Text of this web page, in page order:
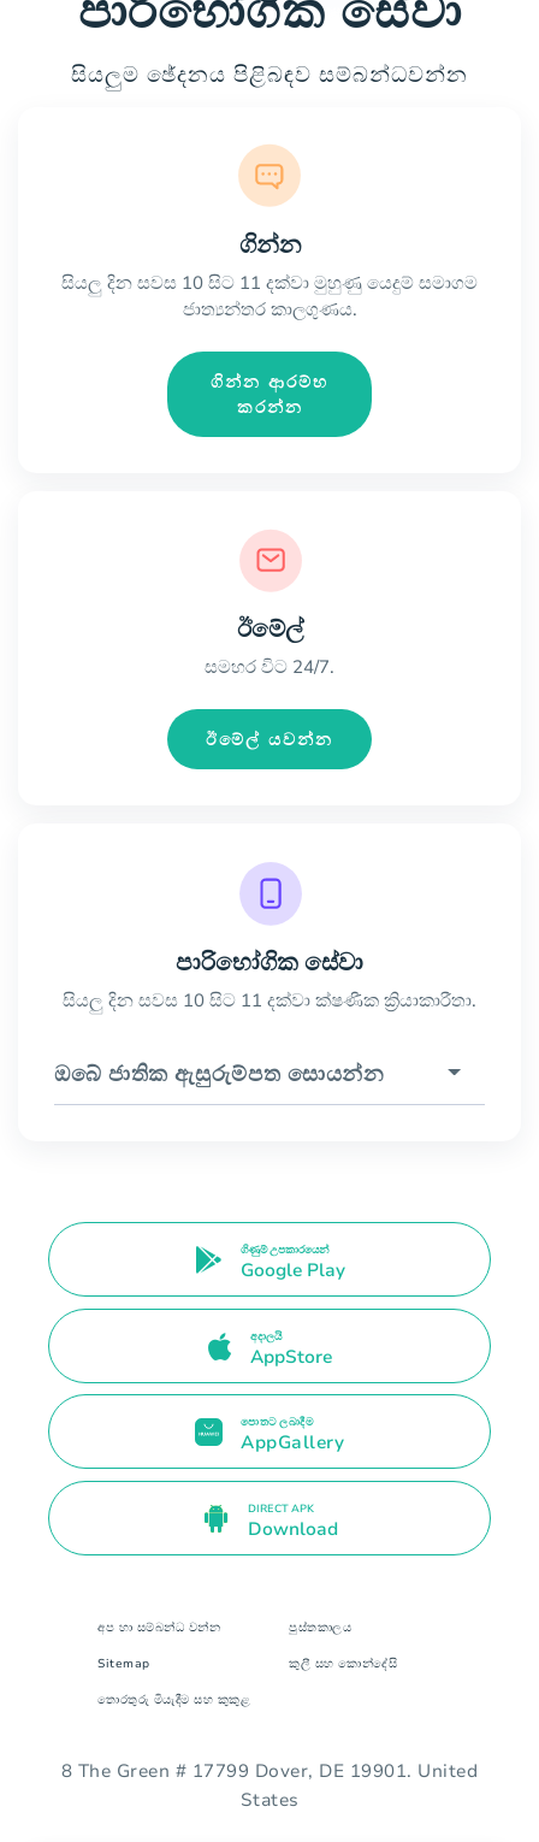
සියලුම ඡේදනය පිළිබඳව සම්බන්ධවන්න
ගින්න
සියලු දින සවස 10 සිට 11 දක්වා මුහුණු යෙදුම් සමාගම
ජාත්‍යන්තර කාලගුණය.
ගින්න ආරම්භ
කරන්න
ඊමේල්
සමහර විට 24/7.
ඊමේල් යවන්න
පාරිභෝගික සේවා
සියලු දින සවස 10 සිට 11 දක්වා ක්ෂණීක ක්‍රියාකාරීතා.
ඔබේ ජාතික ඇසුරුම්පත සොයන්න
ගිණුම් උපකාරයෙන්
Google Play
අදාලයි
AppStore
පොතට ලබාදීම
AppGallery
DIRECT APK
Download
අප හා සම්බන්ධ වන්න පුස්තකාලය
Sitemap කුලී සහ කොන්දේසි
තොරතුරු මියැදීම සහ කුකුළ
8 The Green # 17799 Dover, DE 19901. United
States